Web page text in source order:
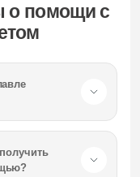
о помощи с